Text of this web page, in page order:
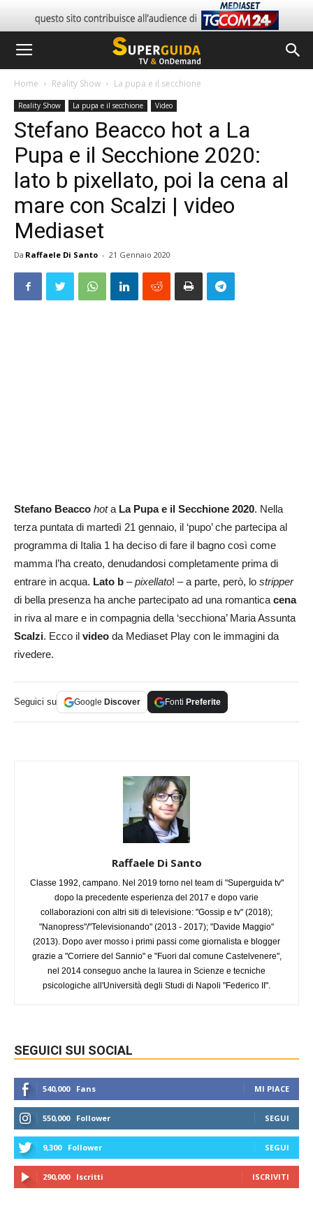
Home Reality Show La pupa e il secchione
Reality Show La pupa e il secchione Video
Stefano Beacco hot a La
Pupa e il Secchione 2020:
lato b pixellato, poi la cena al
mare con Scalzi | video
Mediaset
Da Raffaele Di Santo - 21 Gennaio 2020
Stefano Beacco hota La Pupa e il Secchione 2020. Nella
terza puntata di martedì 21 gennaio, il ‘pupo’ che partecipa al
programma di Italia 1 ha deciso di fare il bagno così come
mamma l’ha creato, denudandosi completamente prima di
entrare in acqua. Lato b –pixellato! – a parte, però, lo stripper
di bella presenza ha anche partecipato ad una romanticacena
in riva al mare e in compagnia della ‘secchiona’ Maria Assunta
Scalzi. Ecco il video da Mediaset Play con le immagini da
rivedere.
Seguici su Google Discover Fonti Preferite
Raffaele Di Santo
Classe 1992, campano. Nel 2019 torno nel team di "Superguida tv"
dopo la precedente esperienza del 2017 e dopo varie
collaborazioni con altri siti di televisione: "Gossip e tv" (2018);
"Nanopress"/"Televisionando" (2013 - 2017); "Davide Maggio"
(2013). Dopo aver mosso i primi passi come giornalista e blogger
grazie a "Corriere del Sannio" e "Fuori dal comune Castelvenere",
nel 2014 conseguo anche la laurea in Scienze e tecniche
psicologiche all'Università degli Studi di Napoli "Federico II".
SEGUICI SUI SOCIAL
540,000 Fans MI PIACE
550,000 Follower SEGUI
9,300 Follower SEGUI
290,000 Iscritti ISCRIVITI